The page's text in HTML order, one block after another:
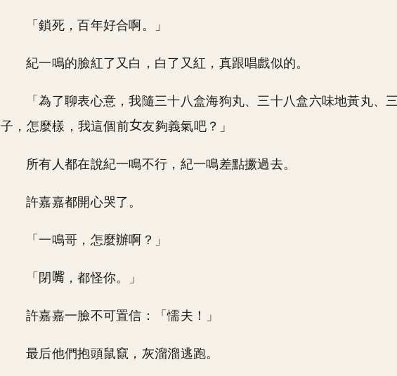
「鎖死，百年好合啊。」
紀一鳴的臉紅了又白，白了又紅，真跟唱戲似的。
「為了聊表心意，我隨三十八盒海狗丸、三十八盒六味地黃丸、
子，怎麼樣，我這個前
友夠義氣吧？」
所有人都在說紀一鳴不行，紀一鳴差點撅過去。
許嘉嘉都開心哭了。
「一鳴哥，怎麼辦啊？」
「閉 ，都怪你。」
許嘉嘉一臉不可置信：「懦夫！」
最后他們抱頭鼠竄，灰溜溜逃跑。